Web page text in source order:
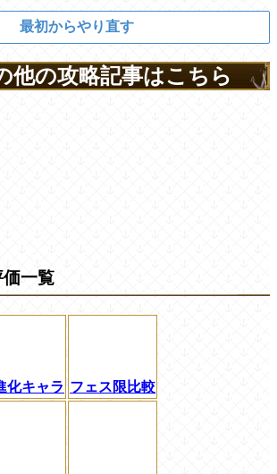
最初からやり直す
他の攻略記事はこちら
一覧
化キャラ フェス限比較